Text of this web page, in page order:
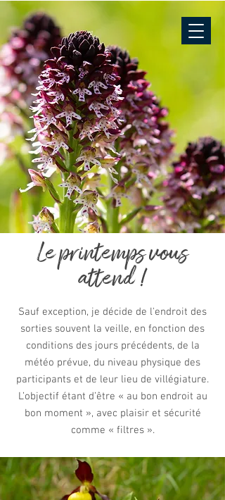
Le printemps vous
attend !
Sauf exception, je décide de l'endroit des
sorties souvent la veille, en fonction des
conditions des jours précédents, de la
météo prévue, du niveau physique des
participants et de leur lieu de villégiature.
L’objectif étant d’être « au bon endroit au
bon moment », avec plaisir et sécurité
comme « filtres ».